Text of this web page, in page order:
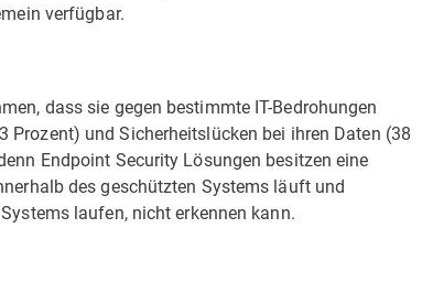
verfügbar.
dass sie gegen bestimmte IT-Bedrohungen
und Sicherheitslücken bei ihren Daten (38
Endpoint Security Lösungen besitzen eine
des geschützten Systems läuft und
laufen, nicht erkennen kann.